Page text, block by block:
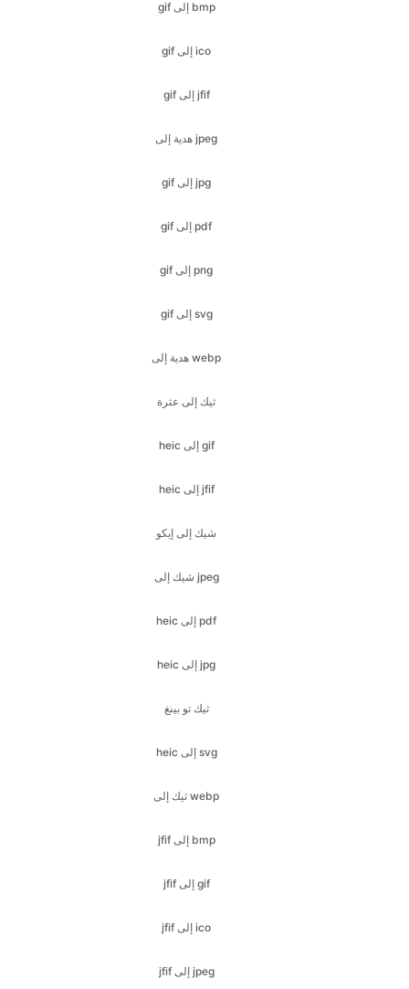
gif إلى jfif
gif إلى jpg
gif إلى pdf
gif إلى png
gif إلى svg
هدية إلى webp
ثيك إلى عثرة
heic إلى jfif
شيك إلى إيكو
شيك إلى jpeg
heic إلى pdf
heic إلى jpg
ثيك تو بينغ
heic إلى svg
ثيك إلى webp
jfif إلى bmp
jfif إلى ico
jfif إلى jpeg
jfif إلى بابوا نيو غينيا